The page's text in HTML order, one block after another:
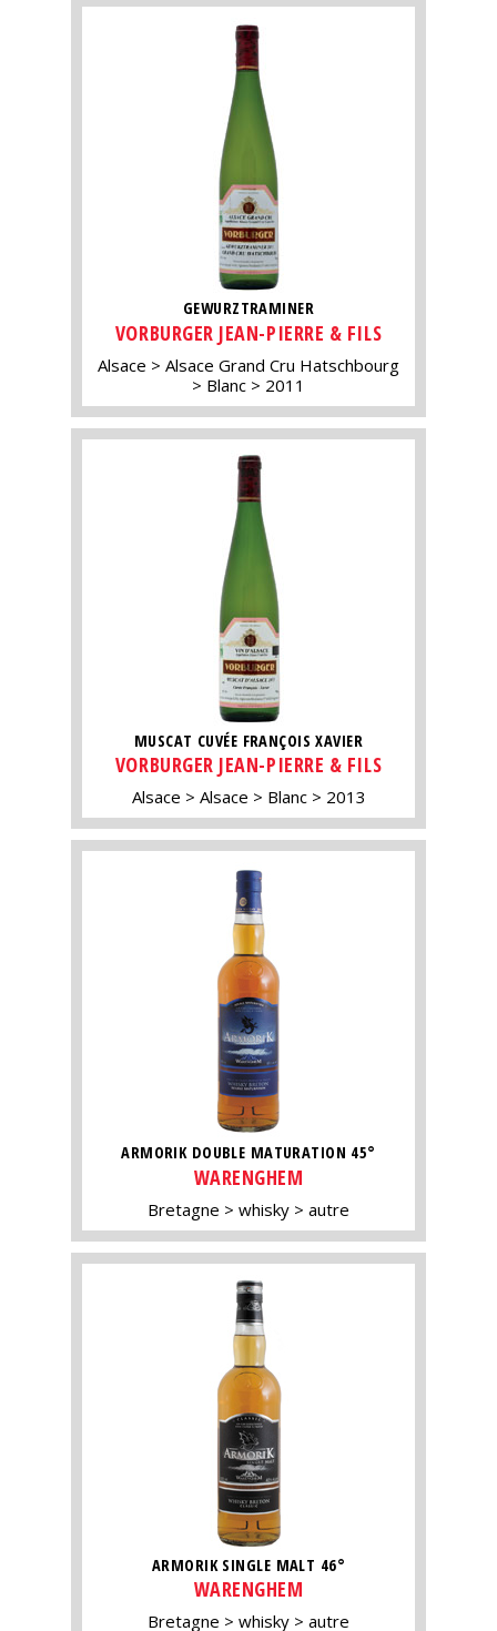
GEWURZTRAMINER
VORBURGER JEAN-PIERRE & FILS
Alsace
Alsace Grand Cru Hatschbourg
Blanc
2011
MUSCAT CUVÉE FRANÇOIS XAVIER
VORBURGER JEAN-PIERRE & FILS
Alsace Alsace Blanc 2013
ARMORIK DOUBLE MATURATION 45°
WARENGHEM
Bretagne whisky autre
ARMORIK SINGLE MALT 46°
WARENGHEM
Bretagne whisky autre